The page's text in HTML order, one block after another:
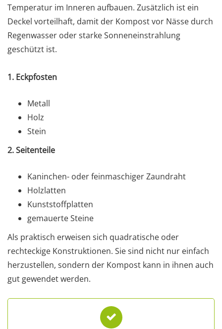
Temperatur im Inneren aufbauen. Zusätzlich ist ein
Deckel vorteilhaft, damit der Kompost vor Nässe durch
Regenwasser oder starke Sonneneinstrahlung
geschützt ist.
1. Eckpfosten
Metall
Holz
Stein
2. Seitenteile
Kaninchen- oder feinmaschiger Zaundraht
Holzlatten
Kunststoffplatten
gemauerte Steine
Als praktisch erweisen sich quadratische oder
rechteckige Konstruktionen. Sie sind nicht nur einfach
herzustellen, sondern der Kompost kann in ihnen auch
gut gewendet werden.